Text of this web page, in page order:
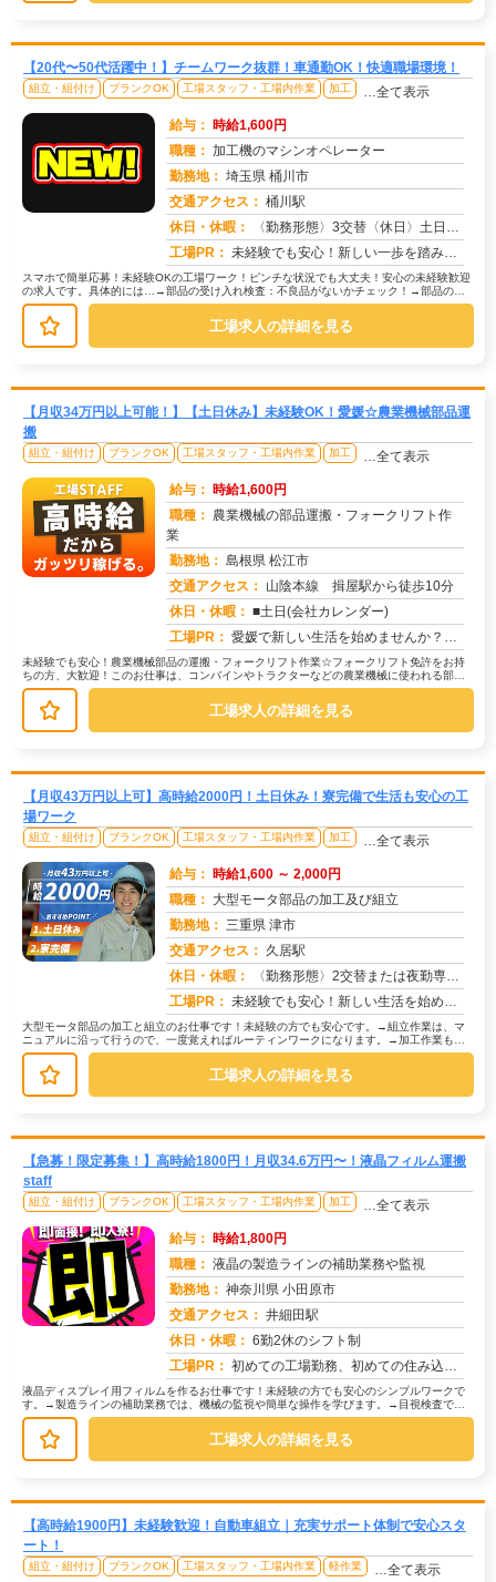
【20代〜50代活躍中！】チームワーク抜群！車通勤OK！快適職場環境！
組立・組付け ブランクOK 工場スタッフ・工場内作業 加工 …全て表示
給与： 時給1,600円
職種： 加工機のマシンオペレーター
勤務地： 埼玉県 桶川市
交通アクセス： 桶川駅
休日・休暇：
〈勤務形態〉3交替〈休日〉土日休み※職場カレンダーによる
工場PR： 未経験でも安心！新しい一歩を踏み出せます。株式会社京栄センターでは、経験・学歴・スキルは一切問いません。未経験者や...
スマホで簡単応募！未経験OKの工場ワーク！ピンチな状況でも大丈夫！安心の未経験歓迎
の求人です。具体的には…→部品の受け入れ検査：不良品がないかチェック！→部品の運
搬：カートを使って指定場所へ移動...
工場求人の詳細を見る
【月収34万円以上可能！】【土日休み】未経験OK！愛媛☆農業機械部品運
搬
組立・組付け ブランクOK 工場スタッフ・工場内作業 加工 …全て表示
給与： 時給1,600円
職種： 農業機械の部品運搬・フォークリフト作
業
勤務地： 島根県 松江市
交通アクセス： 山陰本線 揖屋駅から徒歩10分
休日・休暇： ■土日(会社カレンダー)
工場PR： 愛媛で新しい生活を始めませんか？☆ すぐに住める寮完備！面倒な手続きは一切不要です。☆ 男女問わず活躍中！年齢や性...
未経験でも安心！農業機械部品の運搬・フォークリフト作業☆フォークリフト免許をお持
ちの方、大歓迎！このお仕事は、コンバインやトラクターなどの農業機械に使われる部品
の運搬が中心です。→ 具体的には、...
工場求人の詳細を見る
【月収43万円以上可】高時給2000円！土日休み！寮完備で生活も安心の工
場ワーク
組立・組付け ブランクOK 工場スタッフ・工場内作業 加工 …全て表示
給与： 時給1,600 ～ 2,000円
職種： 大型モータ部品の加工及び組立
勤務地： 三重県 津市
交通アクセス： 久居駅
休日・休暇：
〈勤務形態〉2交替または夜勤専属〈休日〉土日休み※職場カレンダーによる
工場PR： 未経験でも安心！新しい生活を始めるチャンス！兵庫県で、寮付きの仕事を探していませんか？ 株式会社京栄センターでは...
大型モータ部品の加工と組立のお仕事です！未経験の方でも安心です。→組立作業は、マ
ニュアルに沿って行うので、一度覚えればルーティンワークになります。→加工作業も、
機械を使うので、力仕事ではありませ...
工場求人の詳細を見る
【急募！限定募集！】高時給1800円！月収34.6万円〜！液晶フィルム運搬
staff
組立・組付け ブランクOK 工場スタッフ・工場内作業 加工 …全て表示
給与： 時給1,800円
職種： 液晶の製造ラインの補助業務や監視
勤務地： 神奈川県 小田原市
交通アクセス： 井細田駅
休日・休暇： 6勤2休のシフト制
工場PR： 初めての工場勤務、初めての住み込み…不安は尽きないですよね。でも大丈夫！株式会社京栄センターなら、あなたをしっかり...
液晶ディスプレイ用フィルムを作るお仕事です！未経験の方でも安心のシンプルワークで
す。→製造ラインの補助業務では、機械の監視や簡単な操作を学びます。→目視検査で
は、製品に傷や汚れがないか確認します...
工場求人の詳細を見る
【高時給1900円】未経験歓迎！自動車組立｜充実サポート体制で安心スタ
ート！
組立・組付け ブランクOK 工場スタッフ・工場内作業 軽作業 …全て表示